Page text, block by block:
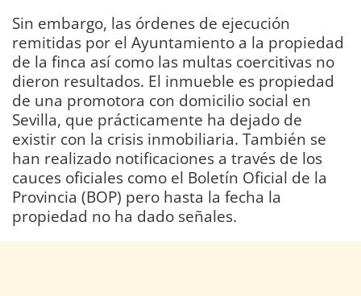
Sin embargo, las órdenes de ejecución
remitidas por el Ayuntamiento a la propiedad
de la finca así como las multas coercitivas no
dieron resultados. El inmueble es propiedad
de una promotora con domicilio social en
Sevilla, que prácticamente ha dejado de
existir con la crisis inmobiliaria. También se
han realizado notificaciones a través de los
cauces oficiales como el Boletín Oficial de la
Provincia (BOP) pero hasta la fecha la
propiedad no ha dado señales.